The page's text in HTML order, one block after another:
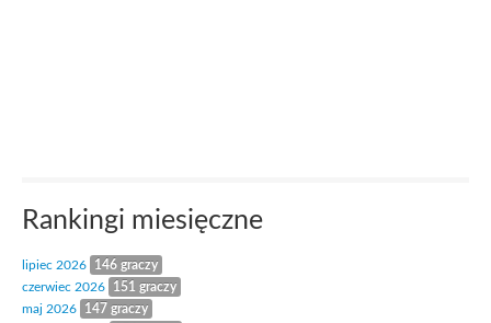
Rankingi miesięczne
lipiec 2026
146 graczy
czerwiec 2026
151 graczy
maj 2026
147 graczy